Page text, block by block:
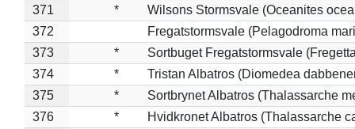
371
*
Wilsons Stormsvale (Oceanites
372
Fregatstormsvale (Pelagodroma
373
*
Sortbuget Fregatstormsvale
374
*
Tristan Albatros (Diomedea
375
*
Sortbrynet Albatros (Thalassarche
376
*
Hvidkronet Albatros (Thalassarche